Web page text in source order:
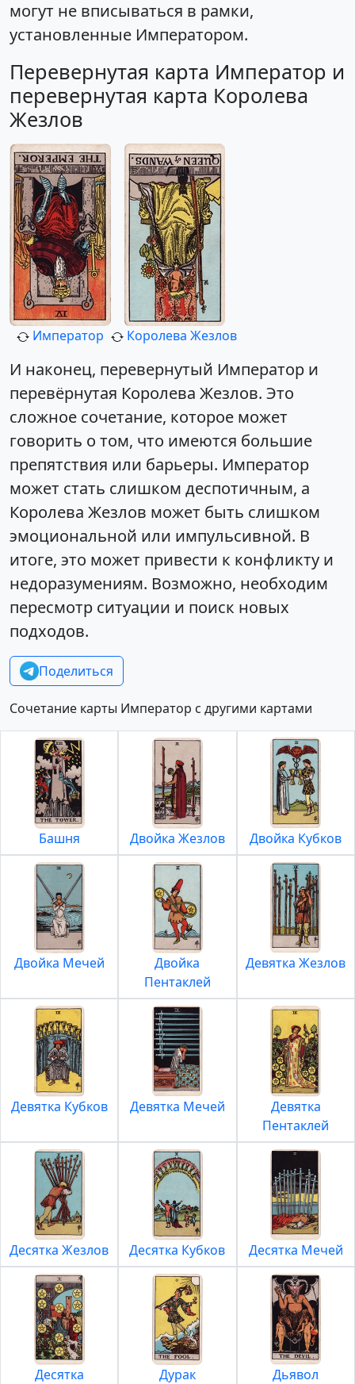
могут не вписываться в рамки,
установленные Императором.
Перевернутая карта Император и
перевернутая карта Королева
Жезлов
Император Королева Жезлов
И наконец, перевернутый Император и
перевёрнутая Королева Жезлов. Это
сложное сочетание, которое может
говорить о том, что имеются большие
препятствия или барьеры. Император
может стать слишком деспотичным, а
Королева Жезлов может быть слишком
эмоциональной или импульсивной. В
итоге, это может привести к конфликту и
недоразумениям. Возможно, необходим
пересмотр ситуации и поиск новых
подходов.
Поделиться
Сочетание карты Император с другими картами
Башня Двойка Жезлов Двойка Кубков
Двойка Мечей
Двойка
Пентаклей
Девятка Жезлов
Девятка Кубков Девятка Мечей
Девятка
Пентаклей
Десятка Жезлов Десятка Кубков Десятка Мечей
Десятка
Дурак Дьявол